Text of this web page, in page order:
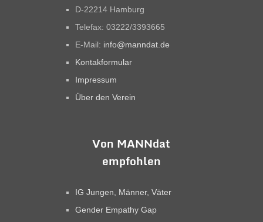
D-22214 Hamburg
Telefax: 03222/3393665
E-Mail: info@manndat.de
Kontakformular
Impressum
Über den Verein
Von MANNdat
empfohlen
IG Jungen, Männer, Väter
Gender Empathy Gap